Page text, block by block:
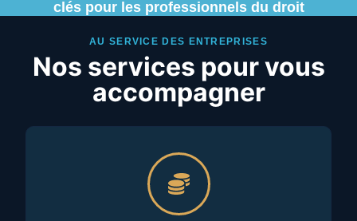
clés pour les professionnels du droit
AU SERVICE DES ENTREPRISES
Nos services pour vous
accompagner